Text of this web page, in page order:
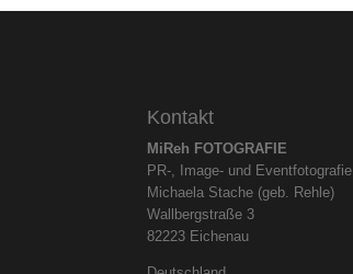
Kontakt
MiReh FOTOGRAFIE
PR-, Image- und Eventfotografie
Michaela Stache (geb. Rehle)
Wallbergstraße 3
82223 Eichenau